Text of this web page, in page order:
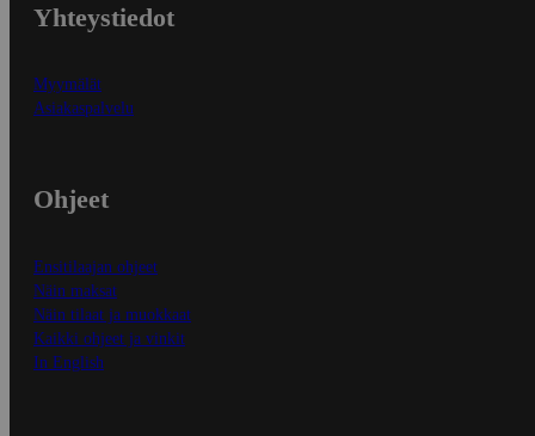
Yhteystiedot
Myymälät
Asiakaspalvelu
Ohjeet
Ensitilaajan ohjeet
Näin maksat
Näin tilaat ja muokkaat
Kaikki ohjeet ja vinkit
In English